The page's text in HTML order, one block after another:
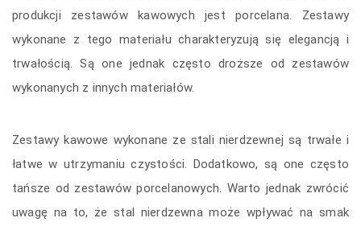
produkcji zestawów kawowych jest porcelana. Zestawy
wykonane z tego materiału charakteryzują się elegancją i
trwałością. Są one jednak często droższe od zestawów
wykonanych z innych materiałów.
Zestawy kawowe wykonane ze stali nierdzewnej są trwałe i
łatwe w utrzymaniu czystości. Dodatkowo, są one często
tańsze od zestawów porcelanowych. Warto jednak zwrócić
uwagę na to, że stal nierdzewna może wpływać na smak